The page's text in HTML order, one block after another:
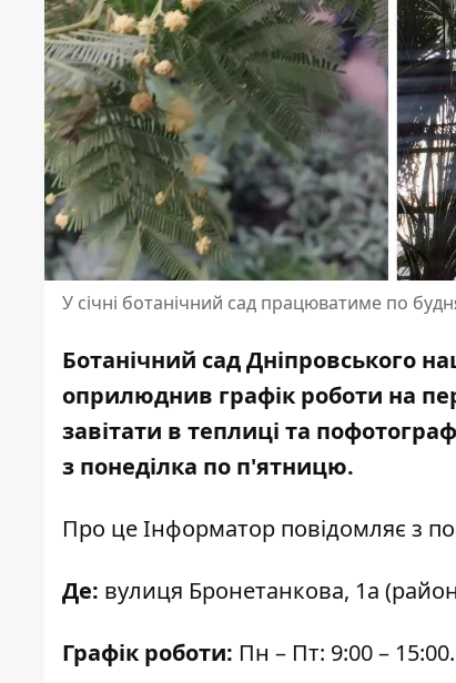
У січні ботанічний сад працюватиме по
Ботанічний сад Дніпровського
оприлюднив графік роботи на
завітати в теплиці та
з понеділка по п'ятницю.
Про це Інформатор повідомляє з
Де: вулиця Бронетанкова, 1а
Графік роботи: Пн – Пт: 9:00 – 15:00.